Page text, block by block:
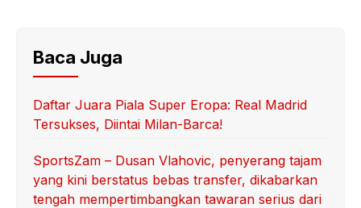
Baca Juga
Daftar Juara Piala Super Eropa: Real Madrid
Tersukses, Diintai Milan-Barca!
SportsZam – Dusan Vlahovic, penyerang tajam
yang kini berstatus bebas transfer, dikabarkan
tengah mempertimbangkan tawaran serius dari